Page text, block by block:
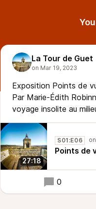
La Tour de Guet
Exposition Points de
Par Marie-Édith
voyage insolite au
27:18
S01:E06
Points de
0